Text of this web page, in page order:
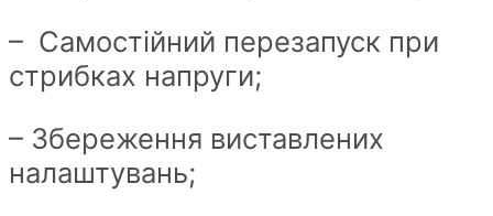
– Самостійний перезапуск при
стрибках напруги;
– Збереження виставлених
налаштувань;